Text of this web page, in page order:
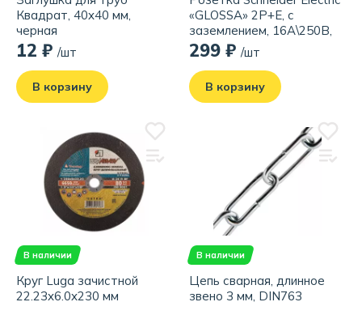
Квадрат, 40x40 мм,
черная
12 ₽ /шт
В корзину
«GLOSSA» 2Р+Е, с
заземлением, 16А\250В,
белая
299 ₽ /шт
В корзину
В наличии
Круг Luga зачистной
22.23x6.0x230 мм
В наличии
Цепь сварная, длинное
звено 3 мм, DIN763